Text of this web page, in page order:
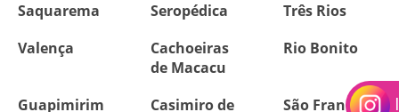
Saquarema
Seropédica
Três Rios
Valença
Cachoeiras
de Macacu
Rio Bonito
Guapimirim
Casimiro de
São Francisco